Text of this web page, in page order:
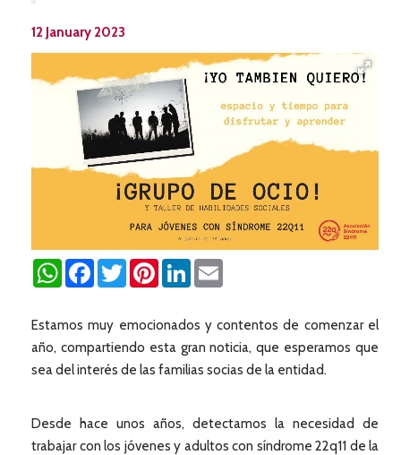
12 January 2023
WhatsAppFacebookTwitterPinterestLinkedIn
Estamos muy emocionados y contentos de comenzar el
año, compartiendo esta gran noticia, que esperamos que
sea del interés de las familias socias de la entidad.
Desde hace unos años, detectamos la necesidad de
trabajar con los jóvenes y adultos con síndrome 22q11 de la